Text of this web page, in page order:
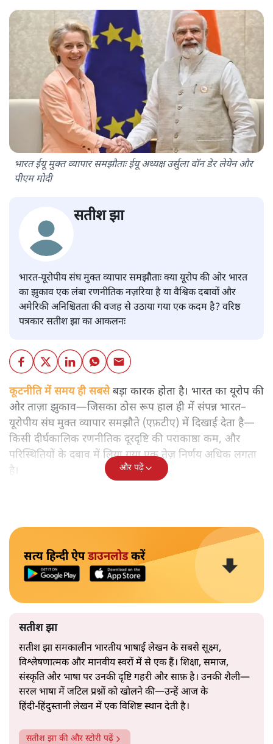
भारत ईयू मुक्त व्यापार समझौताः ईयू अध्यक्ष उर्सुला वॉन डेर लेयेन और
पीएम मोदी
सतीश झा
भारत-यूरोपीय संघ मुक्त व्यापार समझौताः क्या यूरोप की ओर भारत
का झुकाव एक लंबा रणनीतिक नज़रिया है या वैश्विक दबावों और
अमेरिकी अनिश्चितता की वजह से उठाया गया एक कदम है? वरिष्ठ
पत्रकार सतीश झा का आकलनः
कूटनीति में समय ही सबसेबड़ा कारक होता है। भारत का यूरोप की
ओर ताज़ा झुकाव—जिसका ठोस रूप हाल ही में संपन्न भारत–
यूरोपीय संघ मुक्त व्यापार समझौते (एफ़टीए) में दिखाई देता है—
किसी दीर्घकालिक रणनीतिक दूरदृष्टि की पराकाष्ठा कम, और
परिस्थितियों के दबाव में लिया गया एक तेज़ निर्णय अधिक लगता
है।
और पढ़ें
सत्य हिन्दी ऐपडाउनलोडकरें
सतीश झा
सतीश झा समकालीन भारतीय भाषाई लेखन के सबसे सूक्ष्म,
विश्लेषणात्मक और मानवीय स्वरों में से एक हैं। शिक्षा, समाज,
संस्कृति और भाषा पर उनकी दृष्टि गहरी और साफ़ है। उनकी शैली—
सरल भाषा में जटिल प्रश्नों को खोलने की—उन्हें आज के
हिंदी‑हिंदुस्तानी लेखन में एक विशिष्ट स्थान देती है।
सतीश झा की और स्टोरी पढ़ें